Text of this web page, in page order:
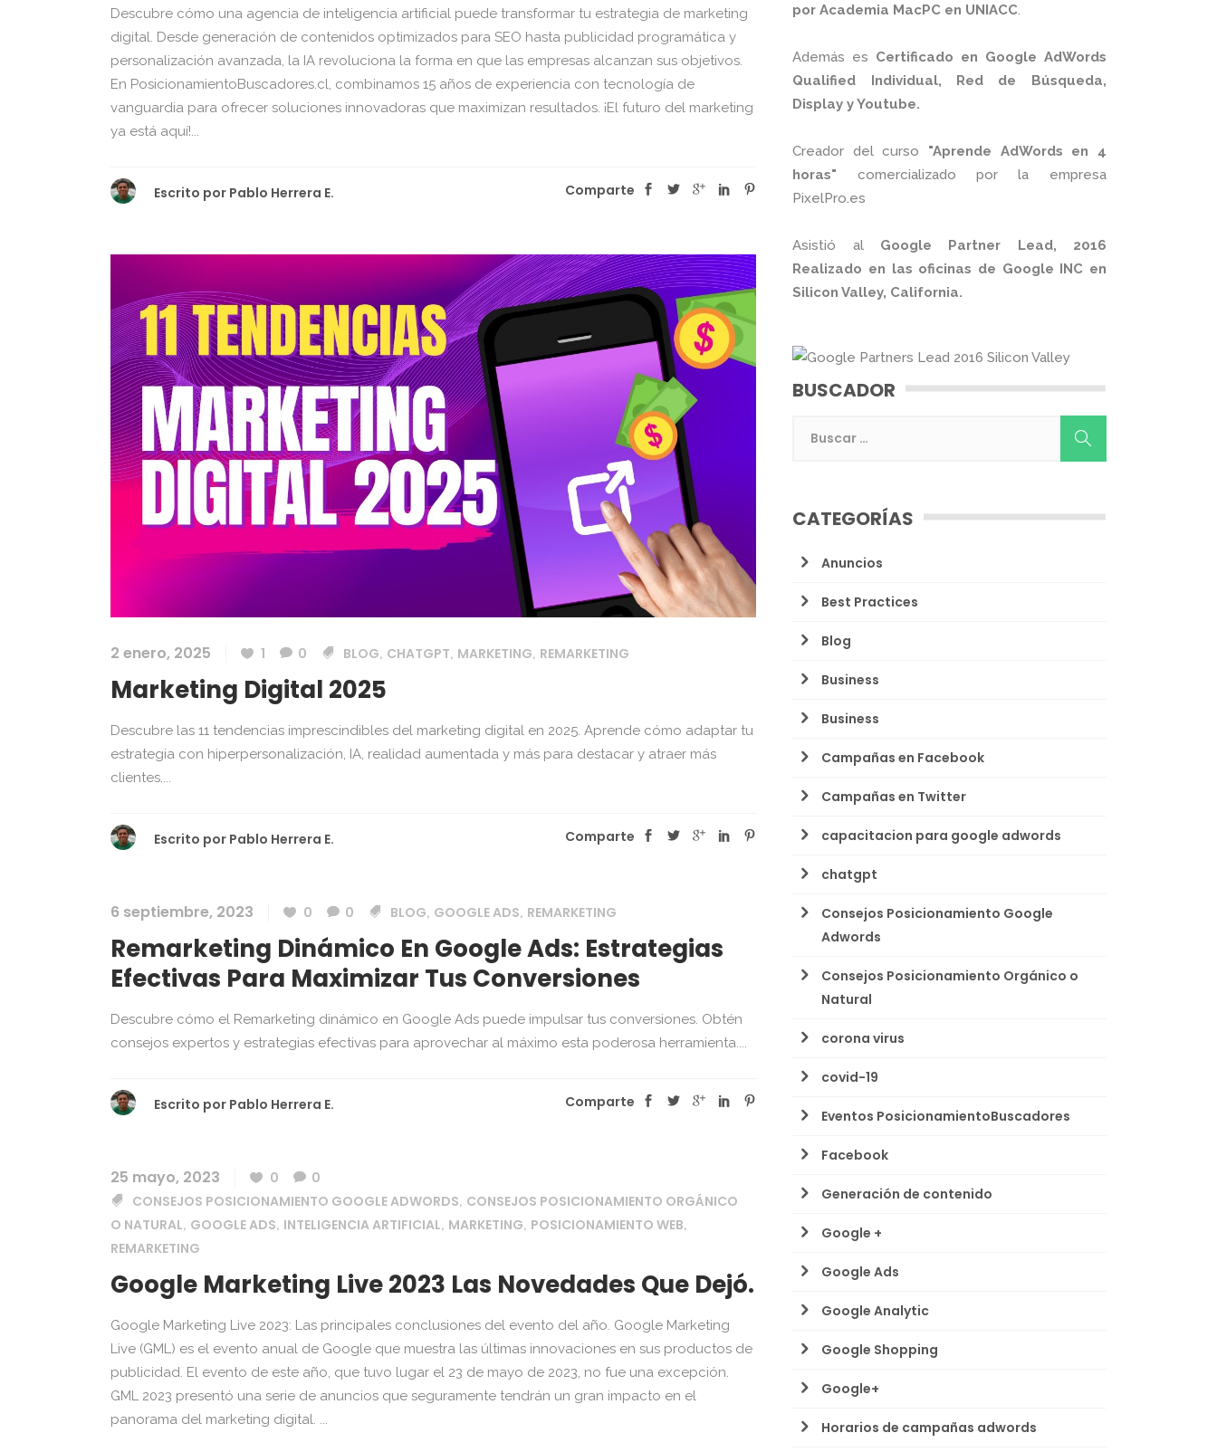
Descubre cómo una agencia de inteligencia artificial puede transformar tu estrategia de marketing
digital. Desde generación de contenidos optimizados para SEO hasta publicidad programática y
personalización avanzada, la IA revoluciona la forma en que las empresas alcanzan sus objetivos.
En PosicionamientoBuscadores.cl, combinamos 15 años de experiencia con tecnología de
vanguardia para ofrecer soluciones innovadoras que maximizan resultados. ¡El futuro del marketing
ya está aquí!...
Escrito por Pablo Herrera E. Comparte
2 enero, 2025 1 0 BLOG, CHATGPT, MARKETING, REMARKETING
Marketing Digital 2025
Descubre las 11 tendencias imprescindibles del marketing digital en 2025. Aprende cómo adaptar tu
estrategia con hiperpersonalización, IA, realidad aumentada y más para destacar y atraer más
clientes....
Escrito por Pablo Herrera E. Comparte
6 septiembre, 2023 0 0 BLOG, GOOGLE ADS, REMARKETING
Remarketing Dinámico En Google Ads: Estrategias
Efectivas Para Maximizar Tus Conversiones
Descubre cómo el Remarketing dinámico en Google Ads puede impulsar tus conversiones. Obtén
consejos expertos y estrategias efectivas para aprovechar al máximo esta poderosa herramienta....
Escrito por Pablo Herrera E. Comparte
25 mayo, 2023 0
0
CONSEJOS POSICIONAMIENTO GOOGLE ADWORDS, CONSEJOS POSICIONAMIENTO ORGÁNICO
O NATURAL, GOOGLE ADS, INTELIGENCIA ARTIFICIAL, MARKETING, POSICIONAMIENTO WEB,
REMARKETING
Google Marketing Live 2023 Las Novedades Que Dejó.
Google Marketing Live 2023: Las principales conclusiones del evento del año. Google Marketing
Live (GML) es el evento anual de Google que muestra las últimas innovaciones en sus productos de
publicidad. El evento de este año, que tuvo lugar el 23 de mayo de 2023, no fue una excepción.
GML 2023 presentó una serie de anuncios que seguramente tendrán un gran impacto en el
panorama del marketing digital. ...
por Academia MacPC en UNIACC.
Además es Certificado en Google AdWords
Qualified Individual, Red de Búsqueda,
Display y Youtube.
Creador del curso "Aprende AdWords en 4
horas" comercializado por la empresa
PixelPro.es
Asistió al Google Partner Lead, 2016
Realizado en las oficinas de Google INC en
Silicon Valley, California.
BUSCADOR
CATEGORÍAS
Anuncios
Best Practices
Blog
Business
Business
Campañas en Facebook
Campañas en Twitter
capacitacion para google adwords
chatgpt
Consejos Posicionamiento Google
Adwords
Consejos Posicionamiento Orgánico o
Natural
corona virus
covid-19
Eventos PosicionamientoBuscadores
Facebook
Generación de contenido
Google +
Google Ads
Google Analytic
Google Shopping
Google+
Horarios de campañas adwords